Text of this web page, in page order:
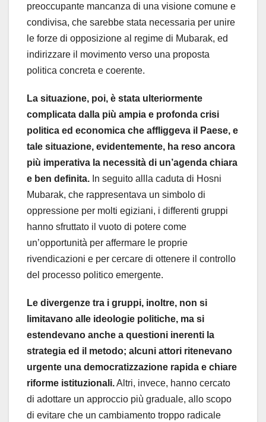
preoccupante mancanza di una visione comune e
condivisa, che sarebbe stata necessaria per unire
le forze di opposizione al regime di Mubarak, ed
indirizzare il movimento verso una proposta
politica concreta e coerente.
La situazione, poi, è stata ulteriormente
complicata dalla più ampia e profonda crisi
politica ed economica che affliggeva il Paese, e
tale situazione, evidentemente, ha reso ancora
più imperativa la necessità di un’agenda chiara
e ben definita. In seguito allla caduta di Hosni
Mubarak, che rappresentava un simbolo di
oppressione per molti egiziani, i differenti gruppi
hanno sfruttato il vuoto di potere come
un’opportunità per affermare le proprie
rivendicazioni e per cercare di ottenere il controllo
del processo politico emergente.
Le divergenze tra i gruppi, inoltre, non si
limitavano alle ideologie politiche, ma si
estendevano anche a questioni inerenti la
strategia ed il metodo; alcuni attori ritenevano
urgente una democratizzazione rapida e chiare
riforme istituzionali.Altri, invece, hanno cercato
di adottare un approccio più graduale, allo scopo
di evitare che un cambiamento troppo radicale